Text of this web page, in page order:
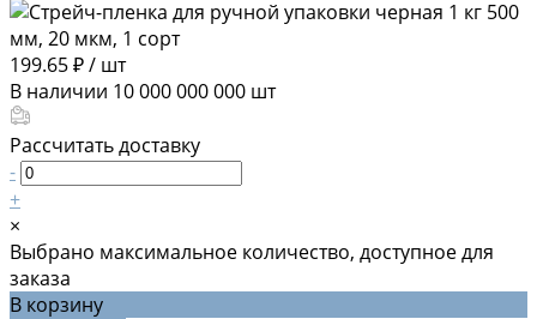
199.65 ₽/ шт
В наличии 10 000 000 000 шт
Рассчитать доставку
-
+
×
Выбрано максимальное количество, доступное для
заказа
В корзину